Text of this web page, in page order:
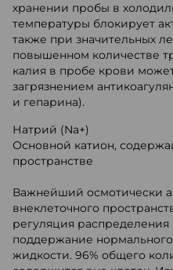
хранении пробы в
температуры блокирует
также при значительных
повышенном количестве
калия в пробе крови
загрязнением
и гепарина).
Натрий (Na+)
Основной катион,
пространстве
Важнейший осмотически
внеклеточного
регуляция
поддержание
жидкости. 96% общего